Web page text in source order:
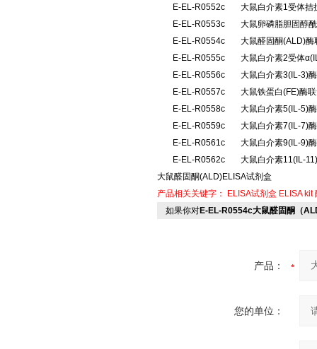
E-EL-R0552c
大鼠白介素1受体拮
E-EL-R0553c
大鼠卵磷脂胆固醇
E-EL-R0554c
大鼠醛固酮(ALD)
E-EL-R0555c
大鼠白介素2受体
E-EL-R0556c
大鼠白介素3(IL-3)
E-EL-R0557c
大鼠铁蛋白(FE)酶
E-EL-R0558c
大鼠白介素5(IL-5)
E-EL-R0559c
大鼠白介素7(IL-7)
E-EL-R0561c
大鼠白介素9(IL-9)
E-EL-R0562c
大鼠白介素11(IL-
大鼠醛固酮(ALD)ELISA试剂盒
产品相关关键字：
ELISA试剂盒 ELISA kit
如果你对E-EL-R0554c大鼠醛固酮（
产品：
您的单位：